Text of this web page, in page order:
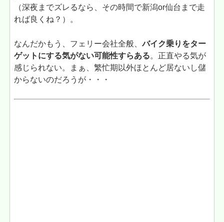
（深夜までズレるなら、その時間で新潟or仙台まで走
れば良くね？）。
なんだかもう、フェリー会社全般、バイク乗りをター
ゲットにする気がない可能性すらある。正直やる気が
感じられない。まぁ、繁忙期以外ほとんど居ないし儲
からないのだろうが・・・